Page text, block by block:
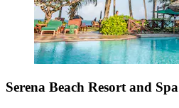
Serena Beach Resort and Spa